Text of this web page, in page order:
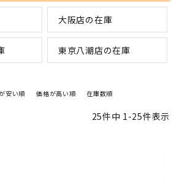
大阪店の在庫
東京八潮店の在庫
安い順 価格が高い順 在庫数順
25件中 1-25件表示